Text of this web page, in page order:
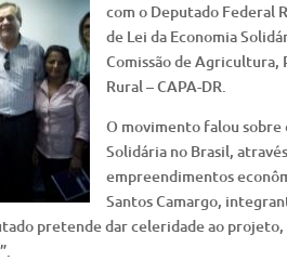
com o Deputado Federal
de Lei da Economia
Comissão de
Rural – CAPA-DR.
O movimento falou sobre
Solidária no Brasil,
empreendimentos
Santos Camargo,
pretende dar celeridade ao